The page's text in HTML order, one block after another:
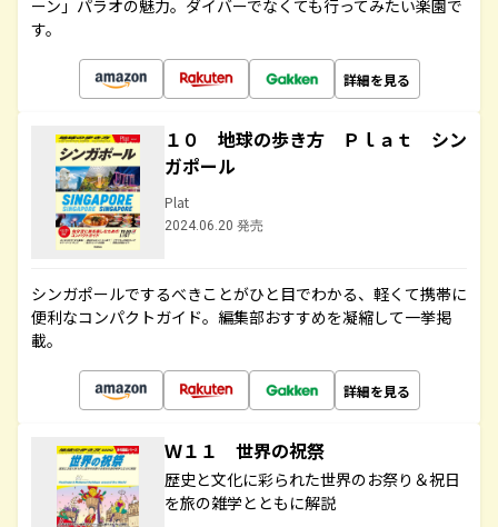
ーン」パラオの魅力。ダイバーでなくても行ってみたい楽園で
す。
詳細を見る
１０ 地球の歩き方 Ｐｌａｔ シン
ガポール
Plat
2024.06.20 発売
シンガポールでするべきことがひと目でわかる、軽くて携帯に
便利なコンパクトガイド。編集部おすすめを凝縮して一挙掲
載。
詳細を見る
Ｗ１１ 世界の祝祭
歴史と文化に彩られた世界のお祭り＆祝日
を旅の雑学とともに解説